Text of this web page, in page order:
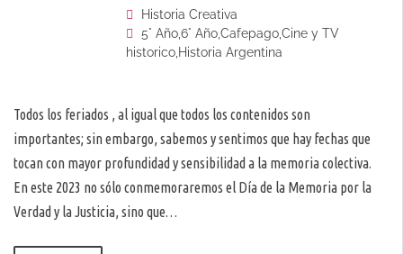
Historia Creativa
5° Año,6° Año,Cafepago,Cine y TV
historico,Historia Argentina
Todos los feriados , al igual que todos los contenidos son
importantes; sin embargo, sabemos y sentimos que hay fechas que
tocan con mayor profundidad y sensibilidad a la memoria colectiva.
En este 2023 no sólo conmemoraremos el Día de la Memoria por la
Verdad y la Justicia, sino que…